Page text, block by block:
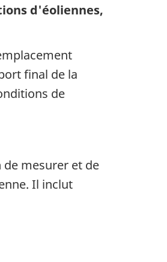
d'éoliennes,
final de la
de
mesurer et de
Il inclut